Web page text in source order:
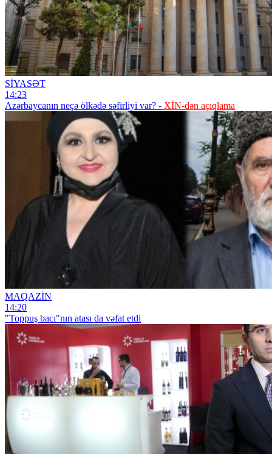
SİYASƏT
14:23
Azərbaycanın neçə ölkədə səfirliyi var? - XİN-dən açıqlama
MAQAZİN
14:20
"Toppuş bacı"nın atası da vəfat etdi